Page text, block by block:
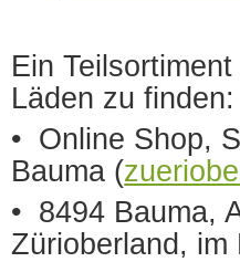
Ein
Läden zu finden:
• Online Shop,
Bauma (
• 8494 Bauma,
Zürioberland, im